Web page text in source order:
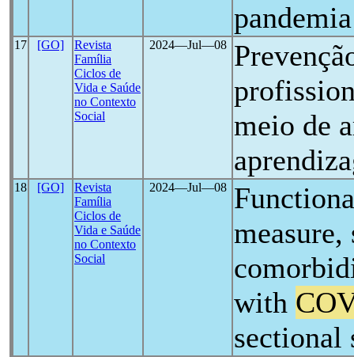
17 [GO]
Revista
Família
Ciclos de
Vida e Saúde
no Contexto
Social
2024―Jul―08
meio de
18 [GO]
Revista
Família
Ciclos de
Vida e Saúde
no Contexto
Social
2024―Jul―08
measure,
with
sectional